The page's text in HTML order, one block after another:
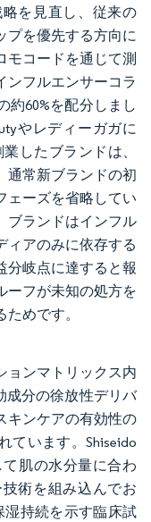
を見直し、従来の
プを優先する方向に
モコードを通じて測
ンフルエンサーコラ
約60%を配分しまし
やレディーガガに
したブランドは、
通常新ブランドの初
ェーズを省略してい
ブランドはインフル
ィアのみに依存する
分岐点に達すると報
ーフが未知の処方を
めです。
ョンマトリックス内
成分の徐放性デリバ
キンケアの有効性の
ています。Shiseido
て肌の水分量に合わ
術を組み込んでお
湿持続を示す臨床試